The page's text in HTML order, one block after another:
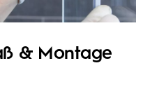
& Montage